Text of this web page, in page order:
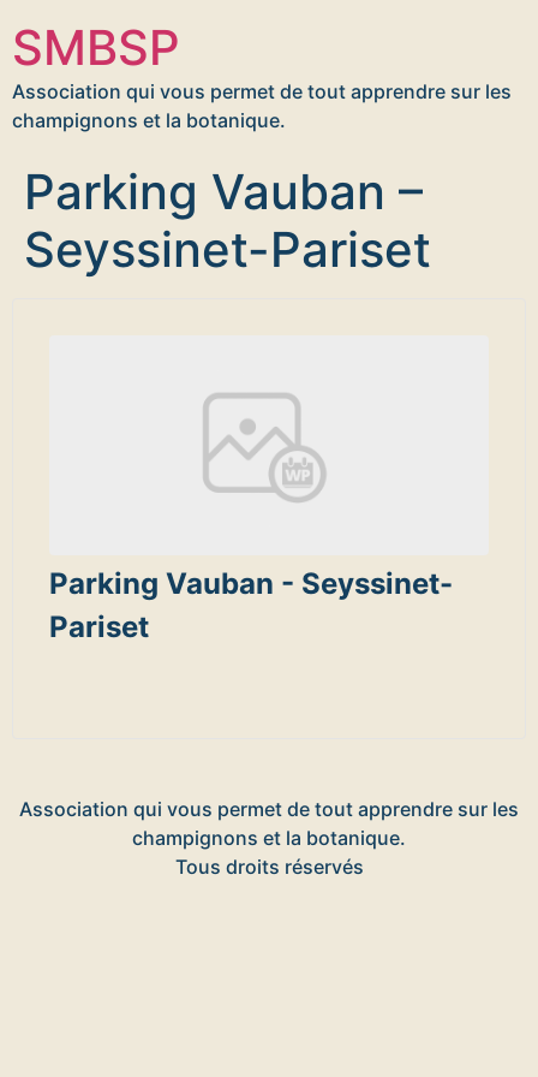
SMBSP
Association qui vous permet de tout apprendre sur les
champignons et la botanique.
Parking Vauban –
Seyssinet-Pariset
Parking Vauban - Seyssinet-
Pariset
Association qui vous permet de tout apprendre sur les
champignons et la botanique.
Tous droits réservés